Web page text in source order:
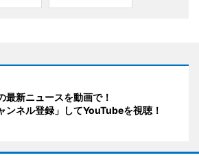
最新ニュースを動画で！
ンネル登録」してYouTubeを視聴！